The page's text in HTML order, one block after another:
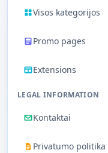
Visos kategorijos
Promo pages
Extensions
LEGAL INFORMATION
Kontaktai
Privatumo politika